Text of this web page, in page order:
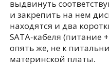
выдвинуть
и закрепить на нем
находятся и два
SATA-кабеля (питание
опять же, не к
материнской платы.